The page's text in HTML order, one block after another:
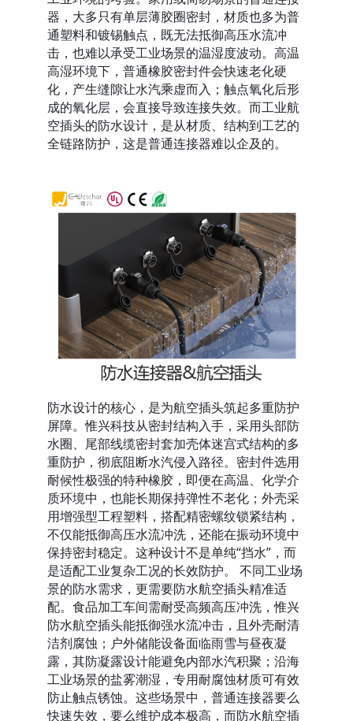
器，大多只有单层薄胶圈密封，材质也多为普
通塑料和镀锡触点，既无法抵御高压水流冲
击，也难以承受工业场景的温湿度波动。高温
高湿环境下，普通橡胶密封件会快速老化硬
化，产生缝隙让水汽乘虚而入；触点氧化后形
成的氧化层，会直接导致连接失效。而工业航
空插头的防水设计，是从材质、结构到工艺的
全链路防护，这是普通连接器难以企及的。
防水设计的核心，是为航空插头筑起多重防护
屏障。惟兴科技从密封结构入手，采用头部防
水圈、尾部线缆密封套加壳体迷宫式结构的多
重防护，彻底阻断水汽侵入路径。密封件选用
耐候性极强的特种橡胶，即便在高温、化学介
质环境中，也能长期保持弹性不老化；外壳采
用增强型工程塑料，搭配精密螺纹锁紧结构，
不仅能抵御高压水流冲洗，还能在振动环境中
保持密封稳定。这种设计不是单纯“挡水”，而
是适配工业复杂工况的长效防护。 不同工业场
景的防水需求，更需要防水航空插头精准适
配。食品加工车间需耐受高频高压冲洗，惟兴
防水航空插头能抵御强水流冲击，且外壳耐清
洁剂腐蚀；户外储能设备面临雨雪与昼夜凝
露，其防凝露设计能避免内部水汽积聚；沿海
工业场景的盐雾潮湿，专用耐腐蚀材质可有效
防止触点锈蚀。这些场景中，普通连接器要么
快速失效，要么维护成本极高，而防水航空插